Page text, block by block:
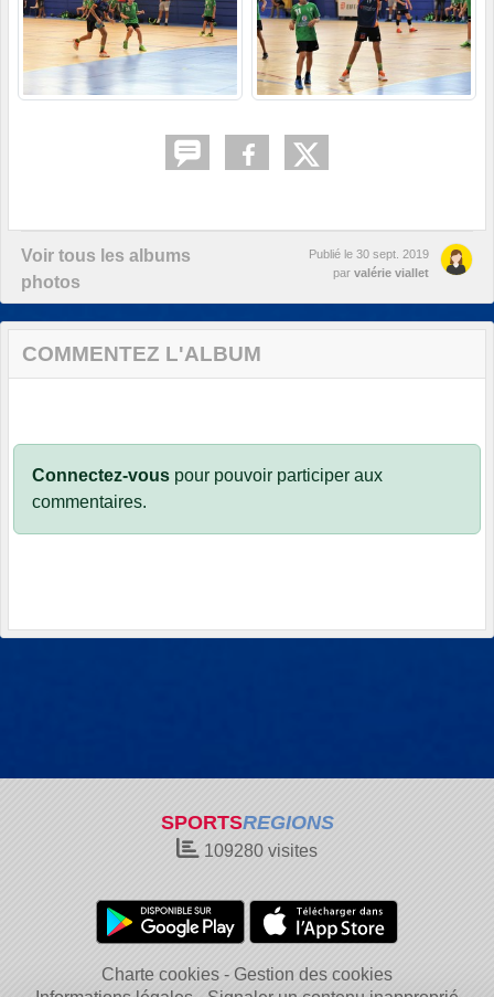
Voir tous les albums
photos
Publié le 30 sept. 2019
par valérie viallet
COMMENTEZ L'ALBUM
Connectez-vous pour pouvoir participer aux
commentaires.
SPORTSREGIONS
109280 visites
Charte cookies
Gestion des cookies